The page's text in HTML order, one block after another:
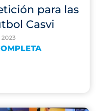
para las
Casvi
2023